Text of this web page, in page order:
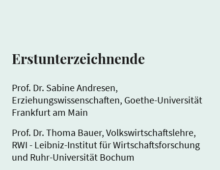
Erstunterzeichnende
Prof. Dr. Sabine Andresen,
Erziehungswissenschaften, Goethe-Universität
Frankfurt am Main
Prof. Dr. Thoma Bauer, Volkswirtschaftslehre,
RWI - Leibniz-Institut für Wirtschaftsforschung
und Ruhr-Universität Bochum